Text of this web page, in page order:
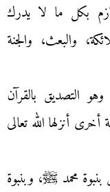
بكل ما لا يدرك
والبعث، والجنة
وهو التصديق بالقرآن
أنزلها الله تعالى
محمد ﷺ، وبنبوة